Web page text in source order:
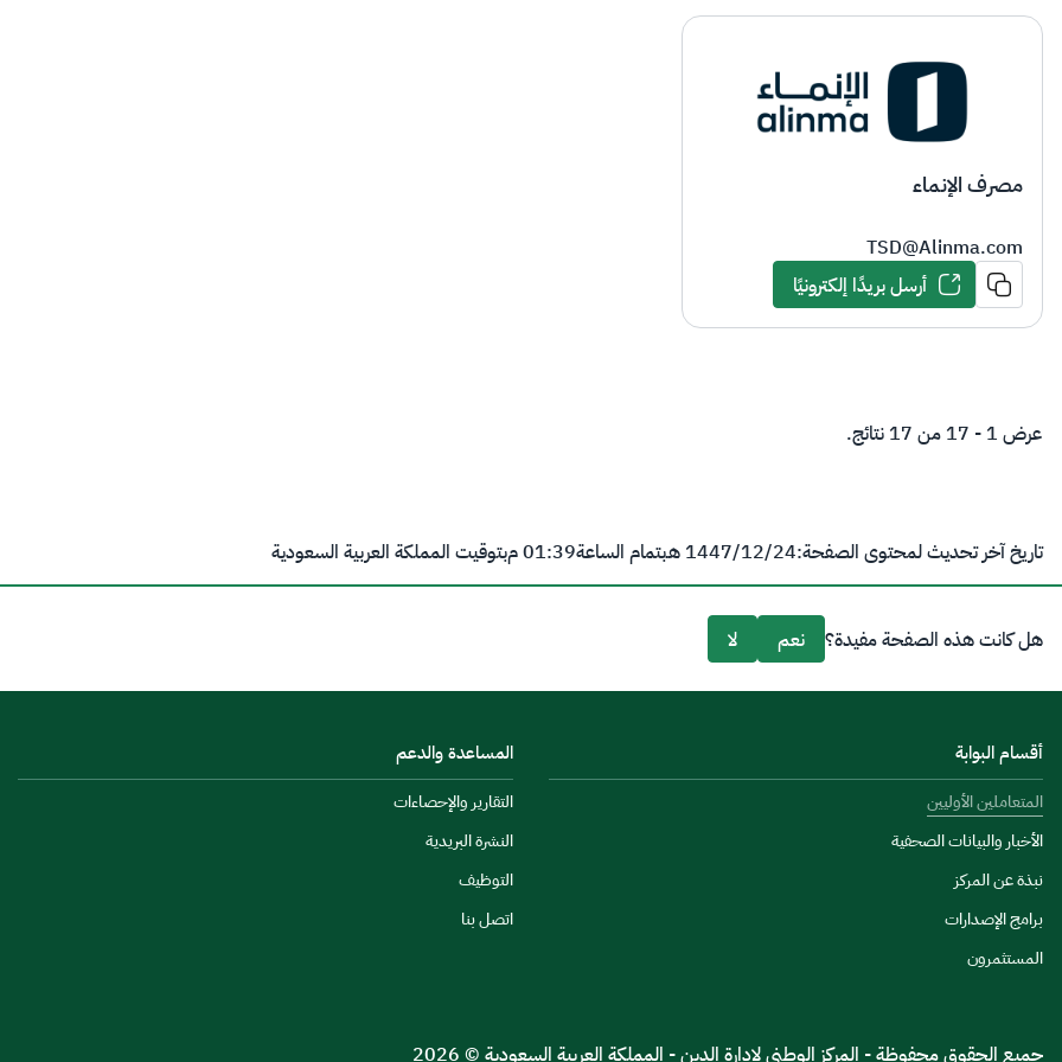
مصرف الإنماء
TSD@Alinma.com
أرسل بريدًا إلكترونيًا
عرض 1 - 17 من 17 نتائج.
تاريخ آخر تحديث لمحتوى الصفحة:24‏/12‏/1447 هـ بتمام الساعة01:39 م بتوقيت المملكة العربية السعودية
هل كانت هذه الصفحة مفيدة؟ نعم لا
أقسام البوابة
المتعاملين الأوليين
الأخبار والبيانات الصحفية
نبذة عن المركز
برامج الإصدارات
المستثمرون
المساعدة والدعم
التقارير والإحصاءات
النشرة البريدية
التوظيف
اتصل بنا
جميع الحقوق محفوظة - المركز الوطنى لإدارة الدين - المملكة العربية السعودية © 2026